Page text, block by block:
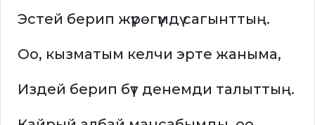
Эстей берип жүрөгүмдү сагынттың.
Оо, кызматым келчи эрте жаныма,
Издей берип бүт денемди талыттың.